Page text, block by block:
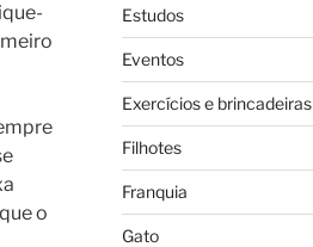
o
Estudos
Eventos
Exercícios e brincadeiras
Filhotes
Franquia
Gato